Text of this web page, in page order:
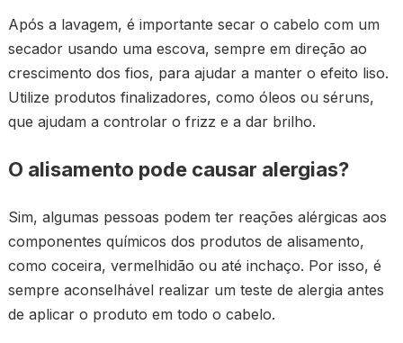
Após a lavagem, é importante secar o cabelo com um
secador usando uma escova, sempre em direção ao
crescimento dos fios, para ajudar a manter o efeito liso.
Utilize produtos finalizadores, como óleos ou séruns,
que ajudam a controlar o frizz e a dar brilho.
O alisamento pode causar alergias?
Sim, algumas pessoas podem ter reações alérgicas aos
componentes químicos dos produtos de alisamento,
como coceira, vermelhidão ou até inchaço. Por isso, é
sempre aconselhável realizar um teste de alergia antes
de aplicar o produto em todo o cabelo.